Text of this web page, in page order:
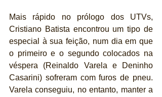
Mais rápido no prólogo dos UTVs,
Cristiano Batista encontrou um tipo de
especial à sua feição, num dia em que
o primeiro e o segundo colocados na
véspera (Reinaldo Varela e Deninho
Casarini) sofreram com furos de pneu.
Varela conseguiu, no entanto, manter a